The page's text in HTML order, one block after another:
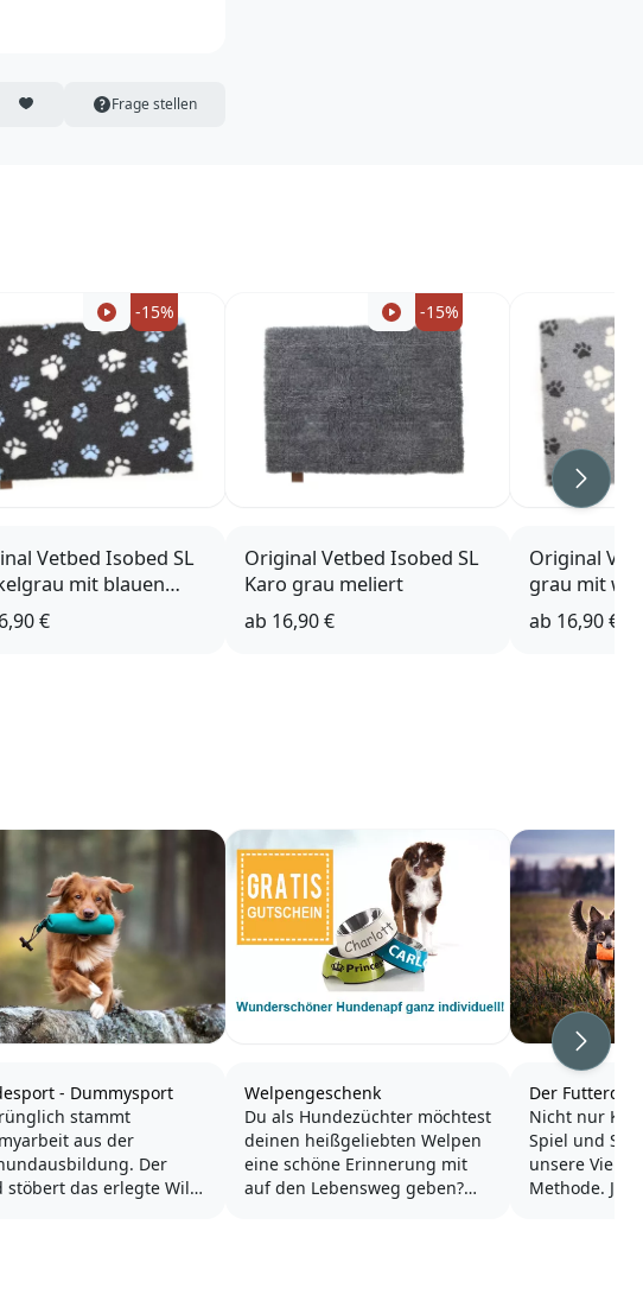
TEILEN
ARTIKEL AUF DIE MERKLISTE
Frage stellen
-15%
Vetbed Isobed SL
mit blauen
€
-15%
Original Vetbed Isobed SL
Karo grau meliert
ab 16,90 €
Original
grau mit
ab 16,90 €
Weiter
- Dummysport
stammt
aus der
Der
stöbert das erlegte Wild
Welpengeschenk
Du als Hundezüchter möchtest
deinen heißgeliebten Welpen
eine schöne Erinnerung mit
auf den Lebensweg geben?
Der
Nicht nur
Spiel und Spaß, auch für
unsere
Methode. Je
Weiter